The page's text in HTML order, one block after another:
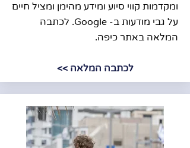
ומקדמות קווי סיוע ומידע מהימן ומציל חיים
על גבי מודעות ב- Google. לכתבה
המלאה באתר כיפה.
לכתבה המלאה >>